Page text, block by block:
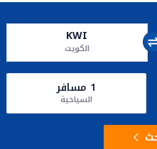
KWI
الكويت
1 مسافر
السياحية